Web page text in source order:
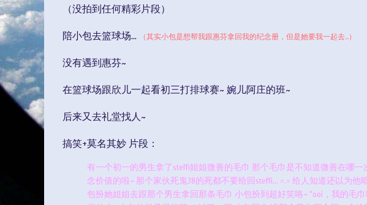
（没拍到任何精彩片段）
陪小包去篮球场... （其实小包是想帮我跟惠芬拿回我的纪念册，但是她要我一起去...）
没有遇到惠芬~
在篮球场跟欣儿一起看初三打排球赛~ 婉儿阿庄的班~
后来又去礼堂找人~
搞笑+莫名其妙 片段：
有一个初一的男生拿了steffi姐姐微善的毛巾 那个毛巾是不知道微善在哪
念价值的啦~ 那个家伙死鬼38的死都不要给回steffi... =.= 给人知道还以为他
包扮她姐姐去跟那个男生拿回那条毛巾 小包扮到超好笑咯~ “ooi，我的毛巾